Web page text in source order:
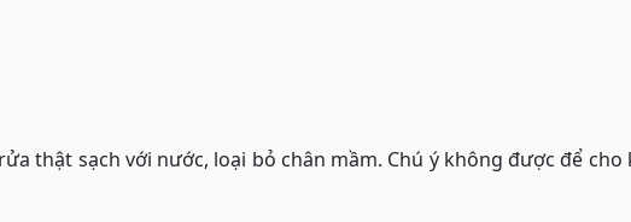
thật sạch với nước, loại bỏ chân mầm. Chú ý không được để cho